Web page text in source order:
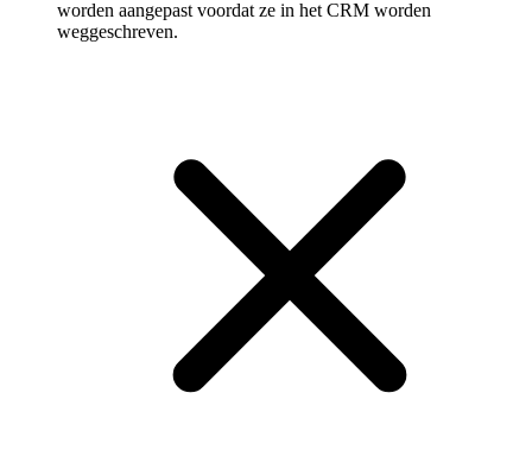
worden aangepast voordat ze in het CRM worden
weggeschreven.